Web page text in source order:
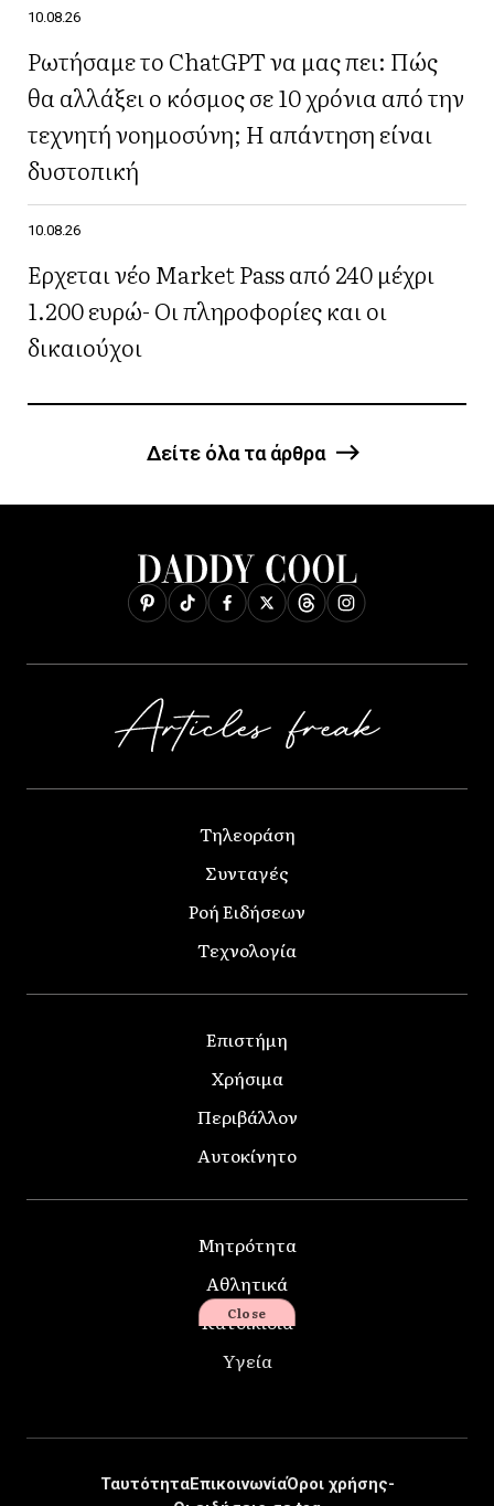
10.08.26
Ρωτήσαμε το ChatGPT να μας πει: Πώς
θα αλλάξει ο κόσμος σε 10 χρόνια από την
τεχνητή νοημοσύνη; Η απάντηση είναι
δυστοπική
10.08.26
Έρχεται νέο Market Pass από 240 μέχρι
1.200 ευρώ- Οι πληροφορίες και οι
δικαιούχοι
Δείτε όλα τα άρθρα
Τηλεοράση
Συνταγές
Ροή Ειδήσεων
Τεχνολογία
Επιστήμη
Χρήσιμα
Περιβάλλον
Αυτοκίνητο
Μητρότητα
Αθλητικά
Κατοικίδια
Υγεία
ΤαυτότηταΕπικοινωνίαΌροι χρήσης-
Close